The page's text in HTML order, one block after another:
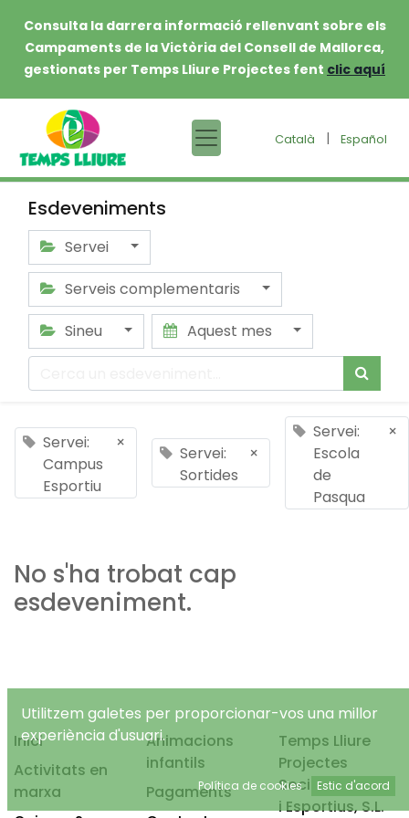
Consulta la darrera informació rellenvant sobre els
Campaments de la Victòria del Consell de Mallorca,
gestionats per Temps Lliure Projectes fent clic aquí
Català | Español
Esdeveniments
Servei
Serveis complementaris
Sineu
Aquest mes
Servei:
Campus
Esportiu
×
Servei:
Sortides
×
Servei:
Escola
de
Pasqua
×
No s'ha trobat cap
esdeveniment.
Inici
Activitats en
marxa
Animacions
infantils
Pagaments
Temps Lliure
Projectes
Socioeducatius
i Esportius, S.L.
Utilitzem galetes per proporcionar-vos una millor
experiència d'usuari.
Política de cookies Estic d'acord